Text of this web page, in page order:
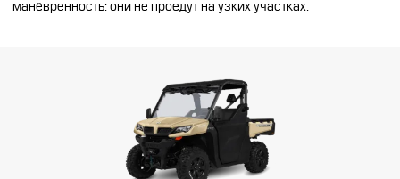
манёвренность: они не проедут на узких участках.